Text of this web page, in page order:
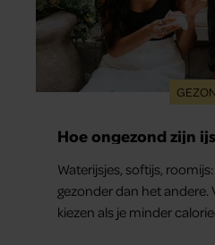
Hoe ongezond zijn
Waterijsjes, softijs,
gezonder dan het andere.
kiezen als je minder